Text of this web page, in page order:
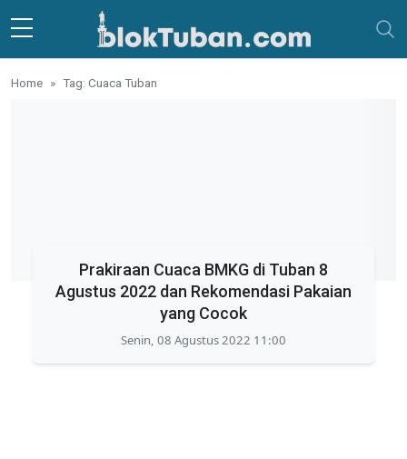
Skip to main content
Home Tag: Cuaca Tuban
Prakiraan Cuaca BMKG di Tuban 8
Agustus 2022 dan Rekomendasi Pakaian
yang Cocok
Senin, 08 Agustus 2022 11:00